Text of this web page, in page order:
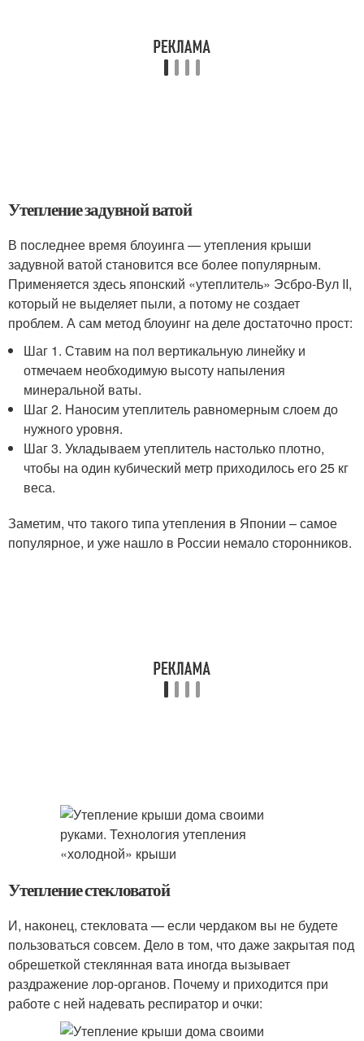
Утепление задувной ватой
В последнее время блоуинга — утепления крыши
задувной ватой становится все более популярным.
Применяется здесь японский «утеплитель» Эсбро-Вул II,
который не выделяет пыли, а потому не создает
проблем. А сам метод блоуинг на деле достаточно прост:
Шаг 1. Ставим на пол вертикальную линейку и
отмечаем необходимую высоту напыления
минеральной ваты.
Шаг 2. Наносим утеплитель равномерным слоем до
нужного уровня.
Шаг 3. Укладываем утеплитель настолько плотно,
чтобы на один кубический метр приходилось его 25 кг
веса.
Заметим, что такого типа утепления в Японии – самое
популярное, и уже нашло в России немало сторонников.
Утепление стекловатой
И, наконец, стекловата — если чердаком вы не будете
пользоваться совсем. Дело в том, что даже закрытая под
обрешеткой стеклянная вата иногда вызывает
раздражение лор-органов. Почему и приходится при
работе с ней надевать респиратор и очки: